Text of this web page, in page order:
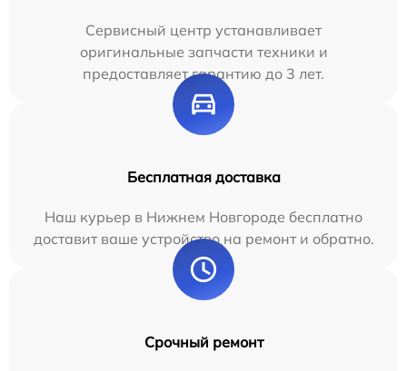
Сервисный центр устанавливает
оригинальные запчасти техники и
предоставляет гарантию до 3 лет.
Бесплатная доставка
Наш курьер в Нижнем Новгороде бесплатно
доставит ваше устройство на ремонт и обратно.
Срочный ремонт